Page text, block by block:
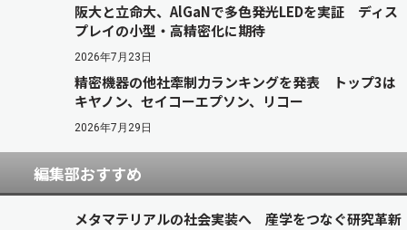
阪大と立命大、AlGaNで多色発光LEDを実証 ディス
プレイの小型・高精密化に期待
2026年7月23日
精密機器の他社牽制力ランキングを発表 トップ3は
キヤノン、セイコーエプソン、リコー
2026年7月29日
編集部おすすめ
メタマテリアルの社会実装へ 産学をつなぐ研究革新